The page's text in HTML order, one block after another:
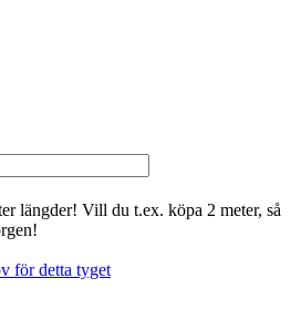
längder! Vill du t.ex. köpa 2 meter, så
för detta tyget